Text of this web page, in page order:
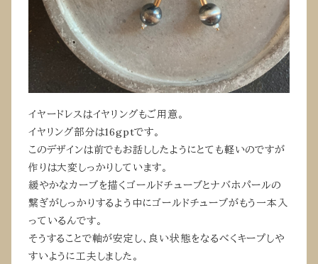
イヤードレスはイヤリングもご用意。
イヤリング部分は16gptです。
このデザインは前でもお話ししたようにとても軽いのですが
作りは大変しっかりしています。
緩やかなカーブを描くゴールドチューブとナバホパールの
繋ぎがしっかりするよう中にゴールドチューブがもう一本入
っているんです。
そうすることで軸が安定し、良い状態をなるべくキープしや
すいように工夫しました。